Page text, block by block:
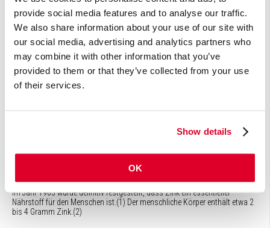
provide social media features and to analyse our traffic.
We also share information about your use of our site with
our social media, advertising and analytics partners who
may combine it with other information that you’ve
provided to them or that they’ve collected from your use
of their services.
Show details
OK
Enzym-Supplementierung
Das Verdauungssystem spielt bei der Verwertung von Nahrungsmitteln
eine zentrale Rolle. Hier wird die Nahrung in Partikel zerlegt, die klein genug
sind, um die Darmwand zu passieren und die Zellen des Körpers mit
Energie, Baustoffen und Hilfsstoffen zu ve
Magnesium eines der wichtigsten Mineralien
In Salzform ist das essenzielle Makromineral Magnesium für die
Herz-Kreislauf-Erkrankungen Ein orthomolekularer Ansatz
Zink für eine gesunde Basis
Im Jahr 1963 wurde definitiv festgestellt, dass Zink ein essentieller
Nährstoff für den Menschen ist.(1) Der menschliche Körper enthält etwa 2
bis 4 Gramm Zink.(2)